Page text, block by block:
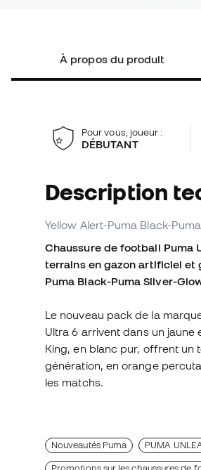
À propos du produit
Pour vous, joueur :
DÉBUTANT
Description
Yellow Alert-Puma Black-
Chaussure de football Puma
terrains en gazon artificiel et
Puma Black-Puma Silver-
Le nouveau pack de la
Ultra 6 arrivent dans un
King, en blanc pur, offrent un
génération, en orange
les matchs.
Nouveautés Puma PUMA